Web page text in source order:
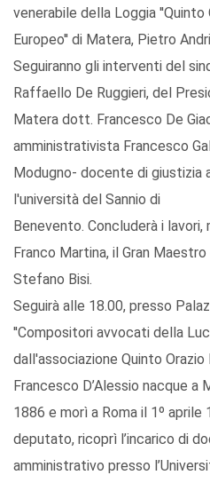
venerabile della Loggia
Europeo'' di Matera, Pietro
Seguiranno gli interventi del
Raffaello De Ruggieri, del
Matera dott. Francesco De
amministrativista Francesco
Modugno- docente di giustizia
l'università del Sannio di
Benevento. Concluderà i
Franco Martina, il Gran
Stefano Bisi.
Seguirà alle 18.00, presso
''Compositori avvocati della
dall'associazione Quinto Orazio
Francesco D’Alessio nacque
1886 e morì a Roma il 1º
deputato, ricoprì l’incarico di
amministrativo presso